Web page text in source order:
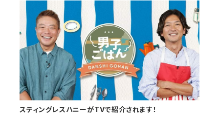
スティングレスハニーがTVで紹介されます！